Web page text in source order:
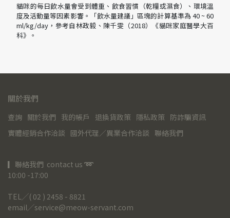
貓咪的每日飲水量會受到體重、飲食習慣（乾糧或濕食）、環境溫
度及活動量等因素影響。「飲水量建議」區塊的計算基準為 40 ~ 60
ml/kg/day，參考自林政毅、陳千雯（2018）《貓咪家庭醫學大百
科》。
關於我們
查詢 關於我們 我的帳戶 退換貨政策 隱私政策 防詐騙資訊
實體經銷合作洽談 國外代理／異業合作洽談 聯絡我們
▎聯絡我們  contact us ➿
10:00 -17:00
TEL╱( 02 ) 2458 - 8821
email╱service@meow-servant.com